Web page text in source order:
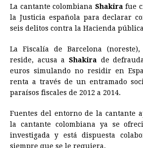
c
e
o
k
s
s
g
e
a
t
A
p
p
r
e
d
s
n
t
r
e
s
k
I
La cantante colombiana Shakira fue
la Justicia española para declarar
seis delitos contra la Hacienda
La Fiscalía de Barcelona
reside, acusa a Shakira de
euros simulando no residir en
renta a través de un entramado
paraísos fiscales de 2012 a 2014.
Fuentes del entorno de la cantante
la cantante colombiana ya se
investigada y está dispuesta
siempre que se le requiera.